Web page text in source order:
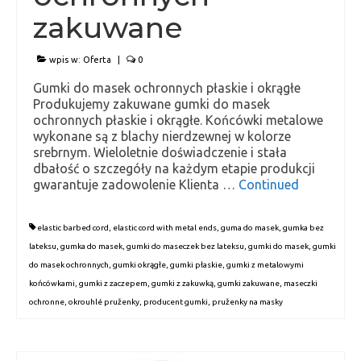
Zawieszki (pętelki)
Gumki ozdobne
Gumki do zapachów i gadżetów
Gumki i sznurki nawinięte na szpulach
oraz cięte na wymiar
Gumki do masek i sznurki do masek cięte
na wymiar
Taśmy i tasiemki
Gumki zakuwane
Zaczep
Gummischnüre mit Splinten
zakuwane
wpis w: Oferta 0
Gumki do masek ochronnych płaskie i okrągłe
Produkujemy zakuwane gumki do masek
ochronnych płaskie i okrągłe. Końcówki metalowe
wykonane są z blachy nierdzewnej w kolorze
srebrnym. Wieloletnie doświadczenie i stała
dbałość o szczegóły na każdym etapie produkcji
gwarantuje zadowolenie Klienta … Continued
elastic barbed cord elastic cord with metal ends guma do masek gumka bez
lateksu gumka do masek gumki do maseczek bez lateksu gumki do masek gumki
do masek ochronnych gumki okrągłe gumki płaskie gumki z metalowymi
końcówkami gumki z zaczepem gumki z zakuwką gumki zakuwane maseczki
ochronne okrouhlé pruženky producent gumki pruženky na masky